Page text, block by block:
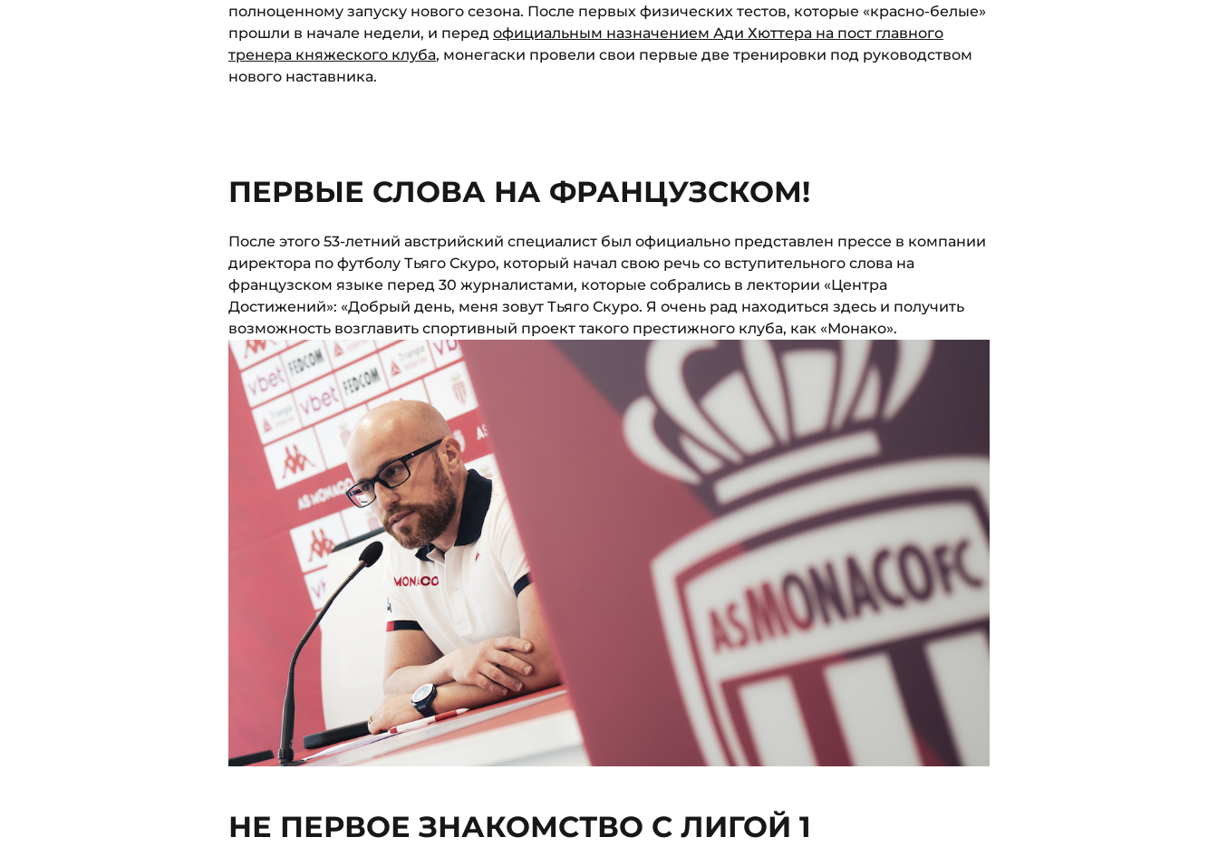
полноценному запуску нового сезона. После первых физических тестов, которые «красно-белые»
прошли в начале недели, и перед официальным назначением Ади Хюттера на пост главного
тренера княжеского клуба, монегаски провели свои первые две тренировки под руководством
нового наставника.
ПЕРВЫЕ СЛОВА НА ФРАНЦУЗСКОМ!
После этого 53-летний австрийский специалист был официально представлен прессе в компании
директора по футболу Тьяго Скуро, который начал свою речь со вступительного слова на
французском языке перед 30 журналистами, которые собрались в лектории «Центра
Достижений»: «Добрый день, меня зовут Тьяго Скуро. Я очень рад находиться здесь и получить
возможность возглавить спортивный проект такого престижного клуба, как «Монако».
НЕ ПЕРВОЕ ЗНАКОМСТВО С ЛИГОЙ 1